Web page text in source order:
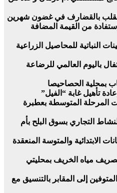
بالقضارف في غضون شهرين
من القيمة المضافة
النباتية للمحاصيل الزراعية
باليوم العالمي للرضاعة
بمحلية الحصاحيصا
تأهيل غابة “الفيل”
المرحلة المتوسطة بعطبرة
التجاري بسوق البلح بأم
الابتدائية والمتوسة المنعقدة
مياه الخريف بمحليتي
إلى المقابر بالتنسيق مع